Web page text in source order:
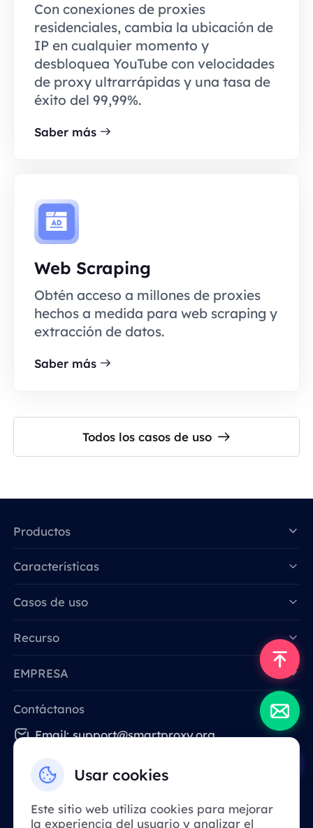
Con conexiones de proxies
residenciales, cambia la ubicación de
IP en cualquier momento y
desbloquea YouTube con velocidades
de proxy ultrarrápidas y una tasa de
éxito del 99,99%.
Saber más
Web Scraping
Obtén acceso a millones de proxies
hechos a medida para web scraping y
extracción de datos.
Saber más
Todos los casos de uso
Usar cookies
Este sitio web utiliza cookies para mejorar
la experiencia del usuario y analizar el
Productos
Características
Casos de uso
Recurso
EMPRESA
Contáctanos
Email: support@smartproxy.org